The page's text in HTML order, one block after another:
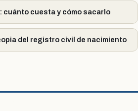
cuánto cuesta y cómo sacarlo
del registro civil de nacimiento